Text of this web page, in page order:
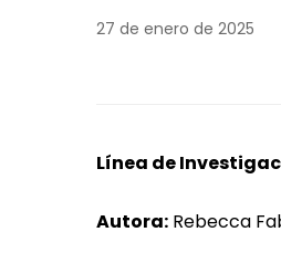
27 de enero de 2025
Línea de
Autora: Rebecca